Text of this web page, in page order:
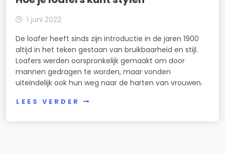
1 juni 2022
De loafer heeft sinds zijn introductie in de jaren 1900
altijd in het teken gestaan van bruikbaarheid en stijl.
Loafers werden oorspronkelijk gemaakt om door
mannen gedragen te worden, maar vonden
uiteindelijk ook hun weg naar de harten van vrouwen.
LEES VERDER